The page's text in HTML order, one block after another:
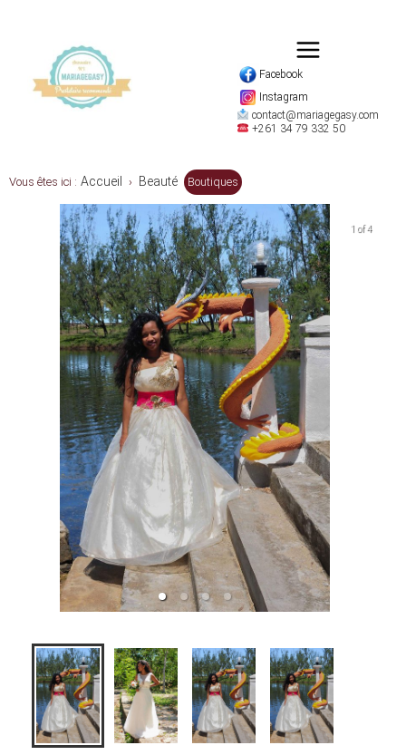
Facebook
Instagram
contact@mariagegasy.com
+261 34 79 332 50
Vous êtes ici : Accueil › Beauté Boutiques
1 of 4